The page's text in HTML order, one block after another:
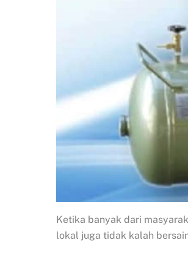
Ketika banyak dari
lokal juga tidak kalah